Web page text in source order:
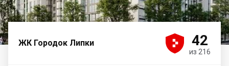
ЖК Городок Липки 



 42
из 216